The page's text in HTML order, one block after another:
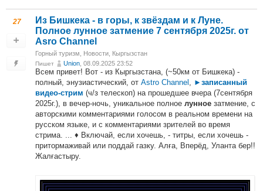
27
Из Бишкека - в горы, к звёздам и к Луне.
Полное лунное затмение 7 сентября 2025г. от
Asro Channel
Горный туризм Новости Кыргызстан
Пишет Union , 08.09.2025 23:52
Всем привет! Вот - из Кыргызстана, (~50км от Бишкека) -
полный, энузиастический, от Astro Channel , ►записанный
видео-стрим (ч/з телескоп) на прошедшее вчера (7сентября
2025г.), в вечер-ночь, уникальное полное лунное затмение, с
авторскими комментариями голосом в реальном времени на
русском языке, и с комментариями зрителей во время
стрима. ... ♦ Включай, если хочешь, - титры, если хочешь -
притормаживай или поддай газку. Алға, Вперёд, Уланта бер!!
Жалғастыру.